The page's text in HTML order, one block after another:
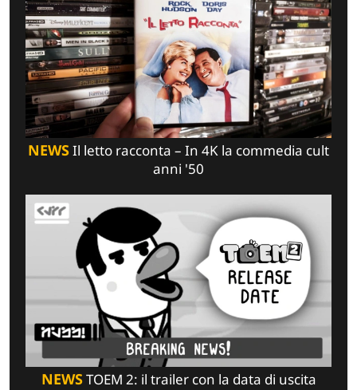
NEWSIl letto racconta – In 4K la commedia cult
anni '50
NEWSTOEM 2: il trailer con la data di uscita